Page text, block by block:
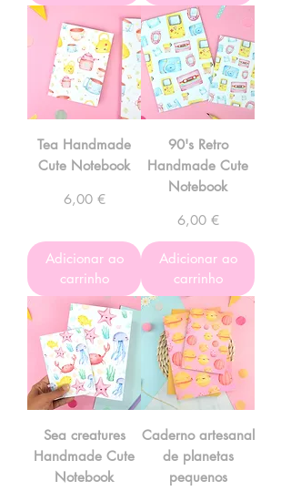
Tea Handmade
Cute Notebook
Preço
6,00 €
Adicionar ao
carrinho
90's Retro
Handmade Cute
Notebook
Preço
6,00 €
Adicionar ao
carrinho
Sea creatures
Handmade Cute
Notebook
Caderno artesanal
de planetas
pequenos